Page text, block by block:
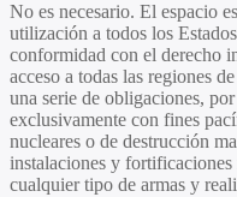
No es necesario. El espacio
utilización a todos los
conformidad con el derecho
acceso a todas las regiones
una serie de obligaciones,
exclusivamente con fines
nucleares o de destrucción
instalaciones y
cualquier tipo de armas y